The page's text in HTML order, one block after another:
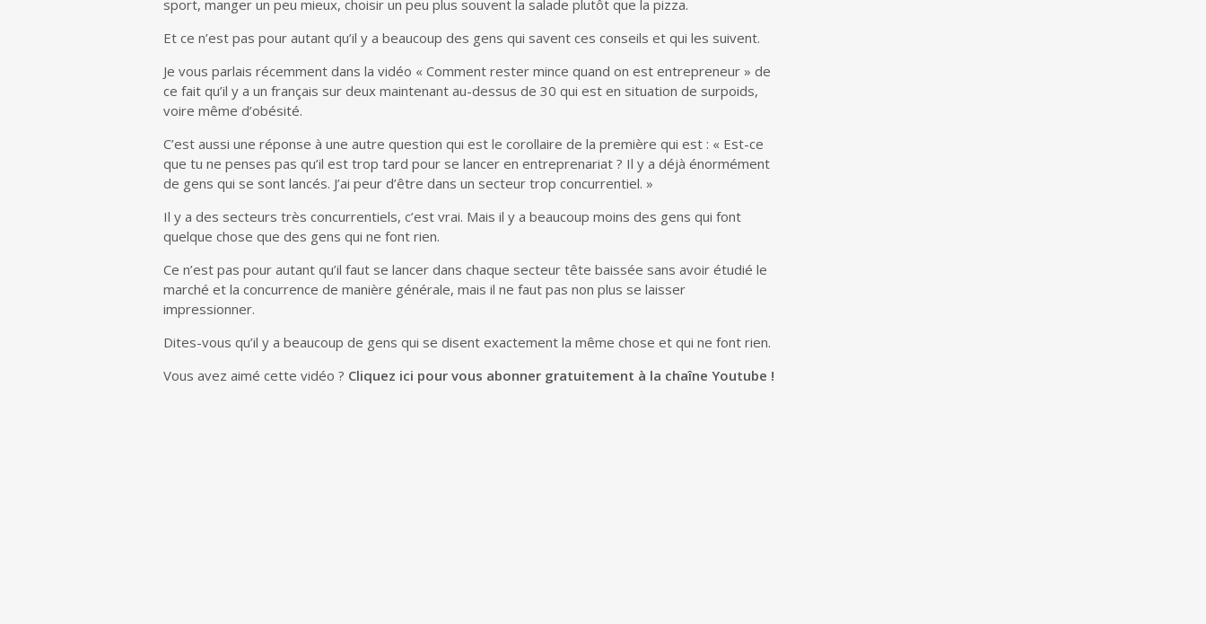
sport, manger un peu mieux, choisir un peu plus souvent la salade plutôt que la pizza.
Et ce n’est pas pour autant qu’il y a beaucoup des gens qui savent ces conseils et qui les suivent.
Je vous parlais récemment dans la vidéo « Comment rester mince quand on est entrepreneur » de
ce fait qu’il y a un français sur deux maintenant au-dessus de 30 qui est en situation de surpoids,
voire même d’obésité.
C’est aussi une réponse à une autre question qui est le corollaire de la première qui est : « Est-ce
que tu ne penses pas qu’il est trop tard pour se lancer en entreprenariat ? Il y a déjà énormément
de gens qui se sont lancés. J’ai peur d’être dans un secteur trop concurrentiel. »
Il y a des secteurs très concurrentiels, c’est vrai. Mais il y a beaucoup moins des gens qui font
quelque chose que des gens qui ne font rien.
Ce n’est pas pour autant qu’il faut se lancer dans chaque secteur tête baissée sans avoir étudié le
marché et la concurrence de manière générale, mais il ne faut pas non plus se laisser
impressionner.
Dites-vous qu’il y a beaucoup de gens qui se disent exactement la même chose et qui ne font rien.
Vous avez aimé cette vidéo ? Cliquez ici pour vous abonner gratuitement à la chaîne Youtube !